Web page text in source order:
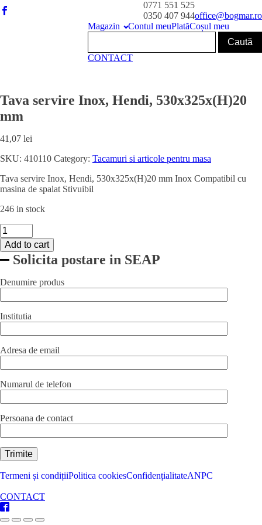
0771 551 525
0350 407 944office@bogmar.ro
Magazin
Contul meuPlatăCoșul meu
CONTACT
Tava servire Inox, Hendi, 530x325x(H)20
mm
41,07 lei
SKU: 410110 Category: Tacamuri si articole pentru masa
Tava servire Inox, Hendi, 530x325x(H)20 mm Inox Compatibil cu
masina de spalat Stivuibil
246 in stock
Tava
servire
Inox,
Hendi,
mm
quantity
Add to cart
Solicita postare in SEAP
Denumire produs
Institutia
Adresa de email
Numarul de telefon
Persoana de contact
Termeni și condițiiPolitica cookiesConfidențialitateANPC
CONTACT